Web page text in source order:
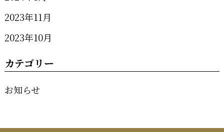
2023年11月
2023年10月
カテゴリー
お知らせ